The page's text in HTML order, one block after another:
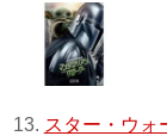
13. スター・ウォ